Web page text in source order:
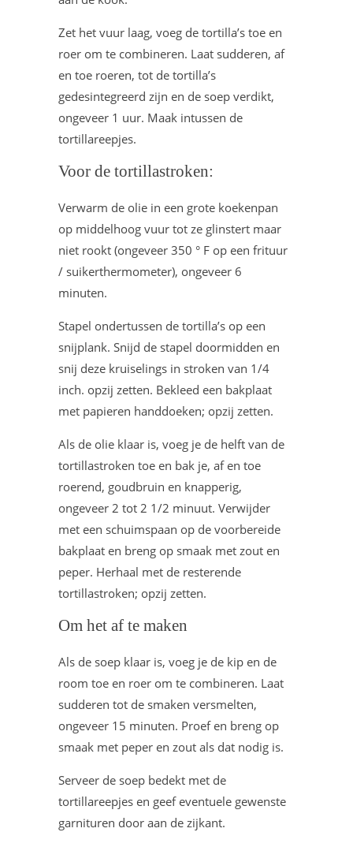
Zet het vuur laag, voeg de tortilla’s toe en
roer om te combineren. Laat sudderen, af
en toe roeren, tot de tortilla’s
gedesintegreerd zijn en de soep verdikt,
ongeveer 1 uur. Maak intussen de
tortillareepjes.
Voor de tortillastroken:
Verwarm de olie in een grote koekenpan
op middelhoog vuur tot ze glinstert maar
niet rookt (ongeveer 350 ° F op een frituur
/ suikerthermometer), ongeveer 6
minuten.
Stapel ondertussen de tortilla’s op een
snijplank. Snijd de stapel doormidden en
snij deze kruiselings in stroken van 1/4
inch. opzij zetten. Bekleed een bakplaat
met papieren handdoeken; opzij zetten.
Als de olie klaar is, voeg je de helft van de
tortillastroken toe en bak je, af en toe
roerend, goudbruin en knapperig,
ongeveer 2 tot 2 1/2 minuut. Verwijder
met een schuimspaan op de voorbereide
bakplaat en breng op smaak met zout en
peper. Herhaal met de resterende
tortillastroken; opzij zetten.
Om het af te maken
Als de soep klaar is, voeg je de kip en de
room toe en roer om te combineren. Laat
sudderen tot de smaken versmelten,
ongeveer 15 minuten. Proef en breng op
smaak met peper en zout als dat nodig is.
Serveer de soep bedekt met de
tortillareepjes en geef eventuele gewenste
garnituren door aan de zijkant.